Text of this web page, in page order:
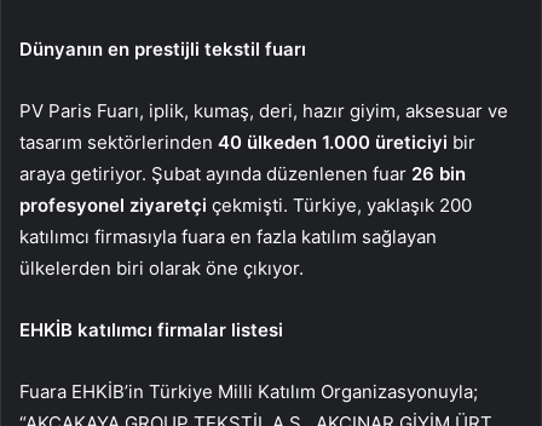
Dünyanın en prestijli tekstil fuarı
PV Paris Fuarı, iplik, kumaş, deri, hazır giyim, aksesuar ve
tasarım sektörlerinden 40 ülkeden 1.000 üreticiyi bir
araya getiriyor. Şubat ayında düzenlenen fuar 26 bin
profesyonel ziyaretçi çekmişti. Türkiye, yaklaşık 200
katılımcı firmasıyla fuara en fazla katılım sağlayan
ülkelerden biri olarak öne çıkıyor.
EHKİB katılımcı firmalar listesi
Fuara EHKİB’in Türkiye Milli Katılım Organizasyonuyla;